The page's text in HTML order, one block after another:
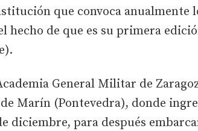
que convoca anualmente
de que es su primera
General Militar de
Marín (Pontevedra), donde
diciembre, para después